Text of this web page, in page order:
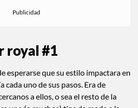
royal #1
esperarse que su estilo impactara en
cada uno de sus pasos. Era de
a ellos, o sea el resto de la